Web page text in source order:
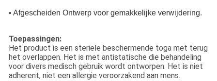
• Afgescheiden Ontwerp voor gemakkelijke verwijdering.
Toepassingen:
Het product is een steriele beschermende toga met terug
het overlappen. Het is met antistatische die behandeling
voor divers medisch gebruik wordt ontworpen. Het is niet
adherent, niet een allergie veroorzakend aan mens.